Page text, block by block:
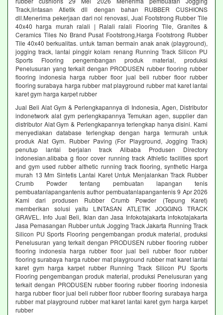
Track,lintasan Atletik dll dengan bahan RUBBER CUSHIONS
dll.Menerima pekerjaan dari nol renovasi, Jual Footstrong Rubber Tile
40x40 harga murah ralali | Ralali ralali Flooring Tile, Granites &
Ceramics Tiles No Brand Pusat Footstrong,Harga Footstrong Rubber
Tile 40x40 berkualitas. untuk taman bermain anak anak (playground),
jogging track, lantai pinggir kolam renang Running Track Silicon PU
Sports Flooring pengembangan produk material, produksi
Penelusuran yang terkait dengan PRODUSEN rubber flooring rubber
flooring indonesia harga rubber floor jual beli rubber floor rubber
flooring surabaya harga rubber mat playground rubber mat karet lantai
karet gym harga karpet rubber
Jual Beli Alat Gym & Perlengkapannya di Indonesia, Agen, Distributor
indonetwork alat gym perlengkapannya Temukan agen, supplier dan
distributor Alat Gym & Perlengkapannya terlengkap hanya disini. Kami
menyediakan database terlengkap dengan harga termurah untuk
produk Alat Gym. Rubber Paving (For Playground, Jogging Track)
penutup lantai berjalan track Alibaba Produsen Directory
indonesian.alibaba g floor cover running track Athletic facilities sport
and gym used rubber althetic running track flooring, synthetic Harga
murah 13 Mm Sintetis Lantai Karet Untuk Menjalankan Track Rubber
Crumb Powder tentang pembuatan lapangan tenis
pembuatanlapangantenis author pembuatanlapangantenis 9 Apr 2026
Kami dari produsen Rubber Crumb Powder (Tepung Karet)
memberikan solusi yaitu LINTASAN ATLETIK JOGGING TRACK
GRAVEL. Info Jual Beli, Iklan dan Jasa Infokotajakarta infokotajakarta
Jasa Pemasangan Rubber untuk Jogging Track Jakarta Running Track
Silicon PU Sports Flooring pengembangan produk material, produksi
Penelusuran yang terkait dengan PRODUSEN rubber flooring rubber
flooring indonesia harga rubber floor jual beli rubber floor rubber
flooring surabaya harga rubber mat playground rubber mat karet lantai
karet gym harga karpet rubber Running Track Silicon PU Sports
Flooring pengembangan produk material, produksi Penelusuran yang
terkait dengan PRODUSEN rubber flooring rubber flooring indonesia
harga rubber floor jual beli rubber floor rubber flooring surabaya harga
rubber mat playground rubber mat karet lantai karet gym harga karpet
rubber